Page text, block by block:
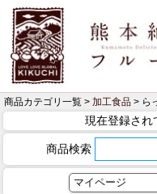
商品カテゴリ一覧 > 加工食品 > ら
現在登録され
商品検索
マイページ